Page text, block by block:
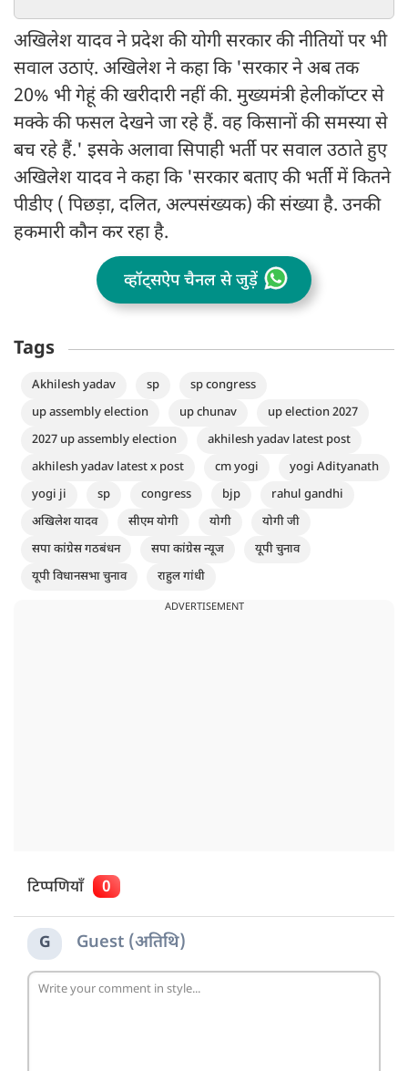
अखिलेश यादव ने प्रदेश की योगी सरकार की नीतियों पर भी
सवाल उठाएं. अखिलेश ने कहा कि 'सरकार ने अब तक
20% भी गेहूं की खरीदारी नहीं की. मुख्यमंत्री हेलीकॉप्टर से
मक्के की फसल देखने जा रहे हैं. वह किसानों की समस्या से
बच रहे हैं.' इसके अलावा सिपाही भर्ती पर सवाल उठाते हुए
अखिलेश यादव ने कहा कि 'सरकार बताए की भर्ती में कितने
पीडीए ( पिछड़ा, दलित, अल्पसंख्यक) की संख्या है. उनकी
हकमारी कौन कर रहा है.
व्हॉट्सऐप चैनल से जुड़ें
Tags
Akhilesh yadav sp
sp congress
up assembly election
up chunav
up election 2027
2027 up assembly election
akhilesh yadav latest post
akhilesh yadav latest x post
cm yogi
yogi Adityanath
yogi ji
sp congress bjp
rahul gandhi
अखिलेश यादव
सीएम योगी योगी
योगी जी
सपा कांग्रेस गठबंधन
सपा कांग्रेस न्यूज
यूपी चुनाव
यूपी विधानसभा चुनाव
राहुल गांधी
ADVERTISEMENT
टिप्पणियाँ 0
G Guest (अतिथि)